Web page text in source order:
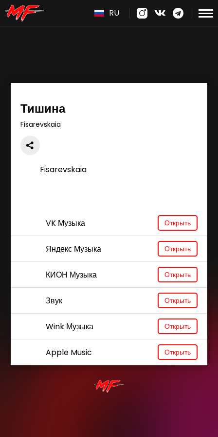
RU
Тишина
Fisarevskaia
Fisarevskaia
VK Музыка Открыть
Яндекс Музыка Открыть
КИОН Музыка Открыть
Звук Открыть
Wink Музыка Открыть
Apple Music Открыть